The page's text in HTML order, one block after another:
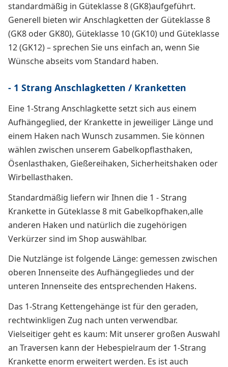
standardmäßig in Güteklasse 8 (GK8)aufgeführt.
Generell bieten wir Anschlagketten der Güteklasse 8
(GK8 oder GK80), Güteklasse 10 (GK10) und Güteklasse
12 (GK12) – sprechen Sie uns einfach an, wenn Sie
Wünsche abseits vom Standard haben.
- 1 Strang Anschlagketten / Kranketten
Eine 1-Strang Anschlagkette setzt sich aus einem
Aufhängeglied, der Krankette in jeweiliger Länge und
einem Haken nach Wunsch zusammen. Sie können
wählen zwischen unserem Gabelkopflasthaken,
Ösenlasthaken, Gießereihaken, Sicherheitshaken oder
Wirbellasthaken.
Standardmäßig liefern wir Ihnen die 1 - Strang
Krankette in Güteklasse 8 mit Gabelkopfhaken,alle
anderen Haken und natürlich die zugehörigen
Verkürzer sind im Shop auswählbar.
Die Nutzlänge ist folgende Länge: gemessen zwischen
oberen Innenseite des Aufhängegliedes und der
unteren Innenseite des entsprechenden Hakens.
Das 1-Strang Kettengehänge ist für den geraden,
rechtwinkligen Zug nach unten verwendbar.
Vielseitiger geht es kaum: Mit unserer großen Auswahl
an Traversen kann der Hebespielraum der 1-Strang
Krankette enorm erweitert werden. Es ist auch